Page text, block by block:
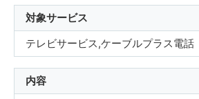
対象サービス
テレビサービス,ケーブルプラス電話
内容